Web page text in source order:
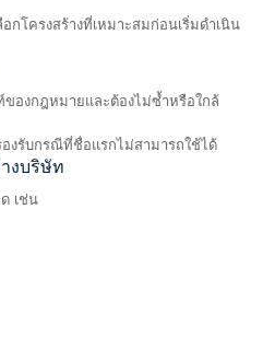
กโครงสร้างที่เหมาะสมก่อนเริ่มดำเนิน
องกฎหมายและต้องไม่ซ้ำหรือใกล้
งรับกรณีที่ชื่อแรกไม่สามารถใช้ได้
งบริษัท
เช่น